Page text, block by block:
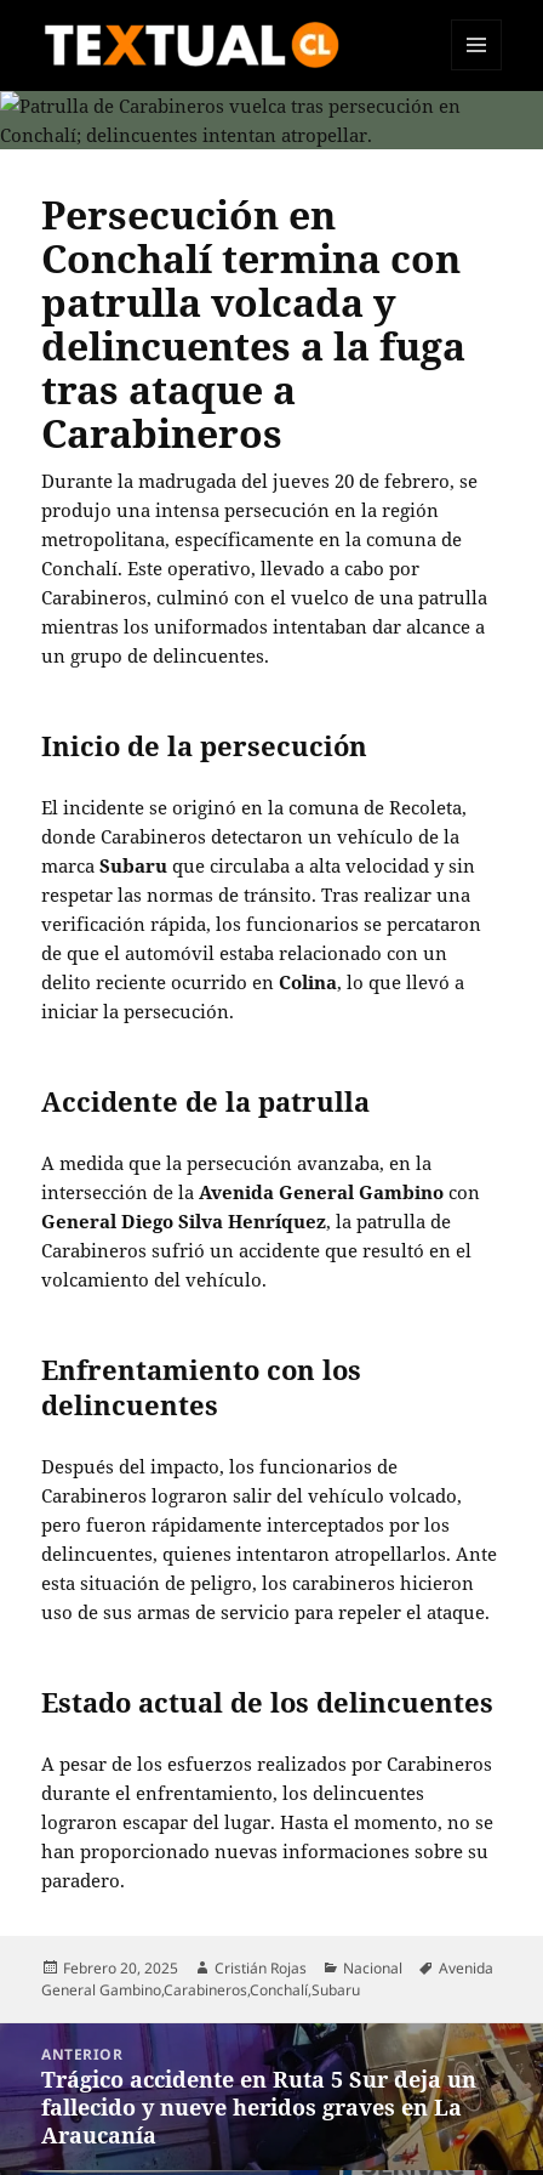
TEXTUAL
Persecución en
Conchalí termina con
patrulla volcada y
delincuentes a la fuga
tras ataque a
Carabineros
Durante la madrugada del jueves 20 de febrero, se
produjo una intensa persecución en la región
metropolitana, específicamente en la comuna de
Conchalí. Este operativo, llevado a cabo por
Carabineros, culminó con el vuelco de una patrulla
mientras los uniformados intentaban dar alcance a
un grupo de delincuentes.
Inicio de la persecución
El incidente se originó en la comuna de Recoleta,
donde Carabineros detectaron un vehículo de la
marcaSubaru que circulaba a alta velocidad y sin
respetar las normas de tránsito. Tras realizar una
verificación rápida, los funcionarios se percataron
de que el automóvil estaba relacionado con un
delito reciente ocurrido enColina, lo que llevó a
iniciar la persecución.
Accidente de la patrulla
A medida que la persecución avanzaba, en la
intersección de la Avenida General Gambino con
General Diego Silva Henríquez, la patrulla de
Carabineros sufrió un accidente que resultó en el
volcamiento del vehículo.
Enfrentamiento con los
delincuentes
Después del impacto, los funcionarios de
Carabineros lograron salir del vehículo volcado,
pero fueron rápidamente interceptados por los
delincuentes, quienes intentaron atropellarlos. Ante
esta situación de peligro, los carabineros hicieron
uso de sus armas de servicio para repeler el ataque.
Estado actual de los delincuentes
A pesar de los esfuerzos realizados por Carabineros
durante el enfrentamiento, los delincuentes
lograron escapar del lugar. Hasta el momento, no se
han proporcionado nuevas informaciones sobre su
paradero.
Publicado
el
Febrero 20, 2025 Autor
Cristián Rojas Categorías
Nacional Etiquetas
Avenida
General Gambino,Carabineros,Conchalí,Subaru
entradas
ANTERIOR
Entrada
anterior:
Trágico accidente en Ruta 5 Sur deja un
fallecido y nueve heridos graves en La
Araucanía